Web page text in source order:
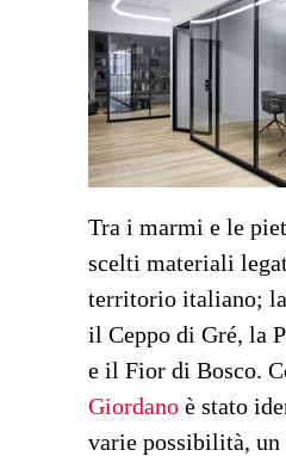
Tra i marmi e le
scelti materiali
territorio italiano; la
il Ceppo di Gré, la
e il Fior di Bosco.
Giordano è stato
varie possibilità, un